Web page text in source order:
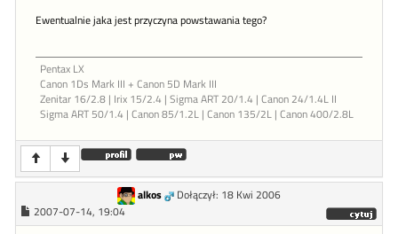
Ewentualnie jaka jest przyczyna powstawania tego?
Pentax LX
Canon 1Ds Mark III + Canon 5D Mark III
Zenitar 16/2.8 | Irix 15/2.4 | Sigma ART 20/1.4 | Canon 24/1.4L II
Sigma ART 50/1.4 | Canon 85/1.2L | Canon 135/2L | Canon 400/2.8L
alkos
Dołączył: 18 Kwi 2006
2007-07-14, 19:04